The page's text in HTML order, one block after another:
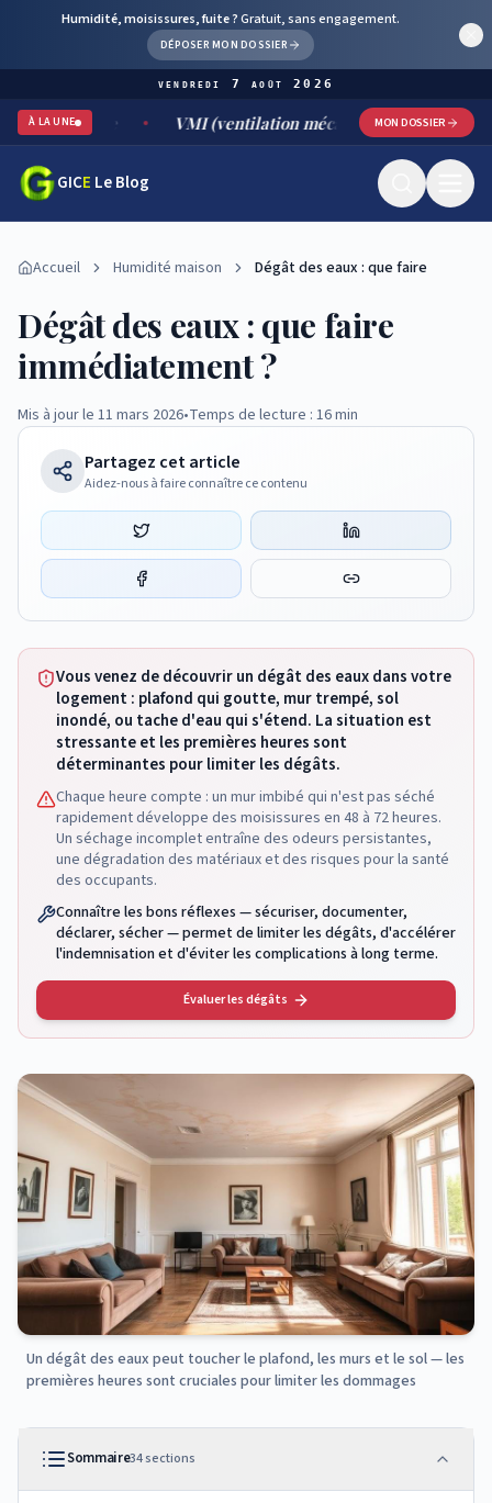
Humidité, moisissures, fuite ?Gratuit, sans engagement.
DÉPOSER MON DOSSIER
vendredi 7 août 2026
À LA UNE VMI (ventilation mécanique par insufflation) :
MON DOSSIER
GICE Le Blog
Accueil Humidité maison Dégât des eaux : que faire
Dégât des eaux : que faire
immédiatement ?
Mis à jour le 11 mars 2026•Temps de lecture : 16 min
Partagez cet article
Aidez-nous à faire connaître ce contenu
Vous venez de découvrir un dégât des eaux dans votre
logement : plafond qui goutte, mur trempé, sol
inondé, ou tache d'eau qui s'étend. La situation est
stressante et les premières heures sont
déterminantes pour limiter les dégâts.
Chaque heure compte : un mur imbibé qui n'est pas séché
rapidement développe des moisissures en 48 à 72 heures.
Un séchage incomplet entraîne des odeurs persistantes,
une dégradation des matériaux et des risques pour la santé
des occupants.
Connaître les bons réflexes — sécuriser, documenter,
déclarer, sécher — permet de limiter les dégâts, d'accélérer
l'indemnisation et d'éviter les complications à long terme.
Évaluer les dégâts
Un dégât des eaux peut toucher le plafond, les murs et le sol — les
premières heures sont cruciales pour limiter les dommages
Sommaire34sections